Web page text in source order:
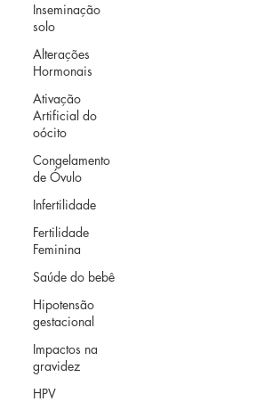
Inseminação
solo
Alterações
Hormonais
Ativação
Artificial do
oócito
Congelamento
de Óvulo
Infertilidade
Fertilidade
Feminina
Saúde do bebê
Hipotensão
gestacional
Impactos na
gravidez
HPV